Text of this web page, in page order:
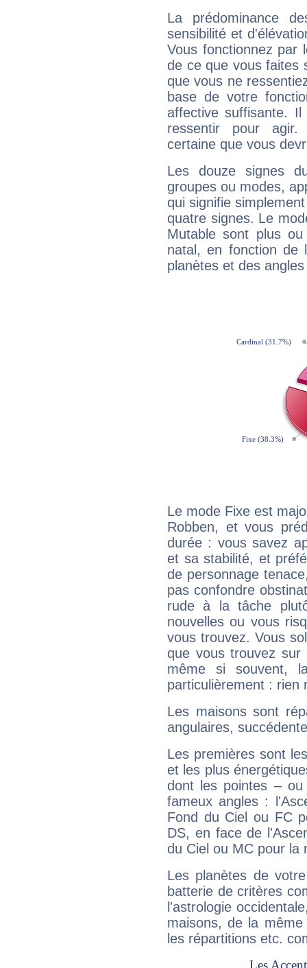
La prédominance
sensibilité et
Vous fonctionnez
de ce que vous faites
que vous ne
base de votre
affective suffisante.
ressentir pour agir.
certaine que vous
Les douze signes
groupes ou modes,
qui signifie
quatre signes. Le
Mutable sont plus
natal, en fonction de
planètes et des
Le mode Fixe est
Robben, et vous
durée : vous savez
et sa stabilité, et
de personnage
pas confondre
rude à la tâche
nouvelles ou vous
vous trouvez. Vous
que vous trouvez
même si souvent,
particulièrement : rien
Les maisons sont
angulaires,
Les premières sont
et les plus
dont les pointes –
fameux angles :
Fond du Ciel ou FC
DS, en face de
du Ciel ou MC pour la
Les planètes de
batterie de critères
l'astrologie
maisons, de la
les répartitions etc.